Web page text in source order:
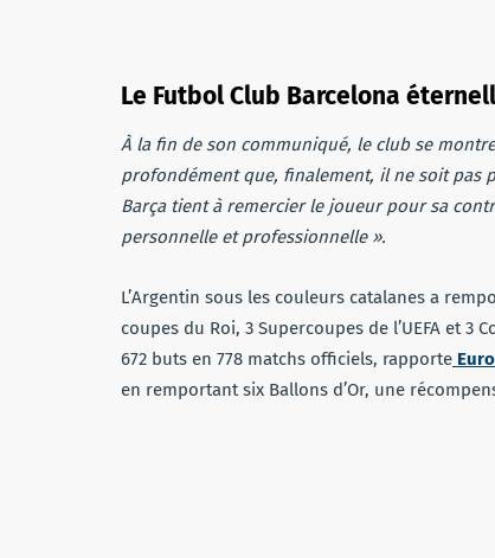
Le Futbol Club Barcelona
À la fin de son communiqué, le club se
profondément que, finalement, il ne soit pas
Barça tient à remercier le joueur pour sa
personnelle et professionnelle ».
L’Argentin sous les couleurs catalanes a
coupes du Roi, 3 Supercoupes de l’UEFA et
672 buts en 778 matchs officiels, rapporte
en remportant six Ballons d’Or, une